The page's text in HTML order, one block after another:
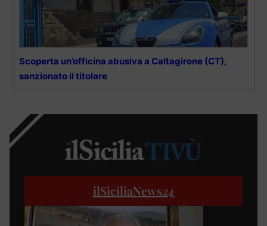
Scoperta un’officina abusiva a Caltagirone (CT),
sanzionato il titolare
ilSiciliaNews24